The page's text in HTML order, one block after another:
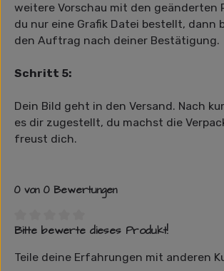
weitere Vorschau mit den geänderten
du nur eine Grafik Datei bestellt, dann
den Auftrag nach deiner Bestätigung.
Schritt 5:
Dein Bild geht in den Versand. Nach
es dir zugestellt, du machst die
freust dich.
0 von 0 Bewertungen
Durchschnittliche Bewertung von 0
Bitte bewerte dieses Produkt!
Teile deine Erfahrungen mit anderen